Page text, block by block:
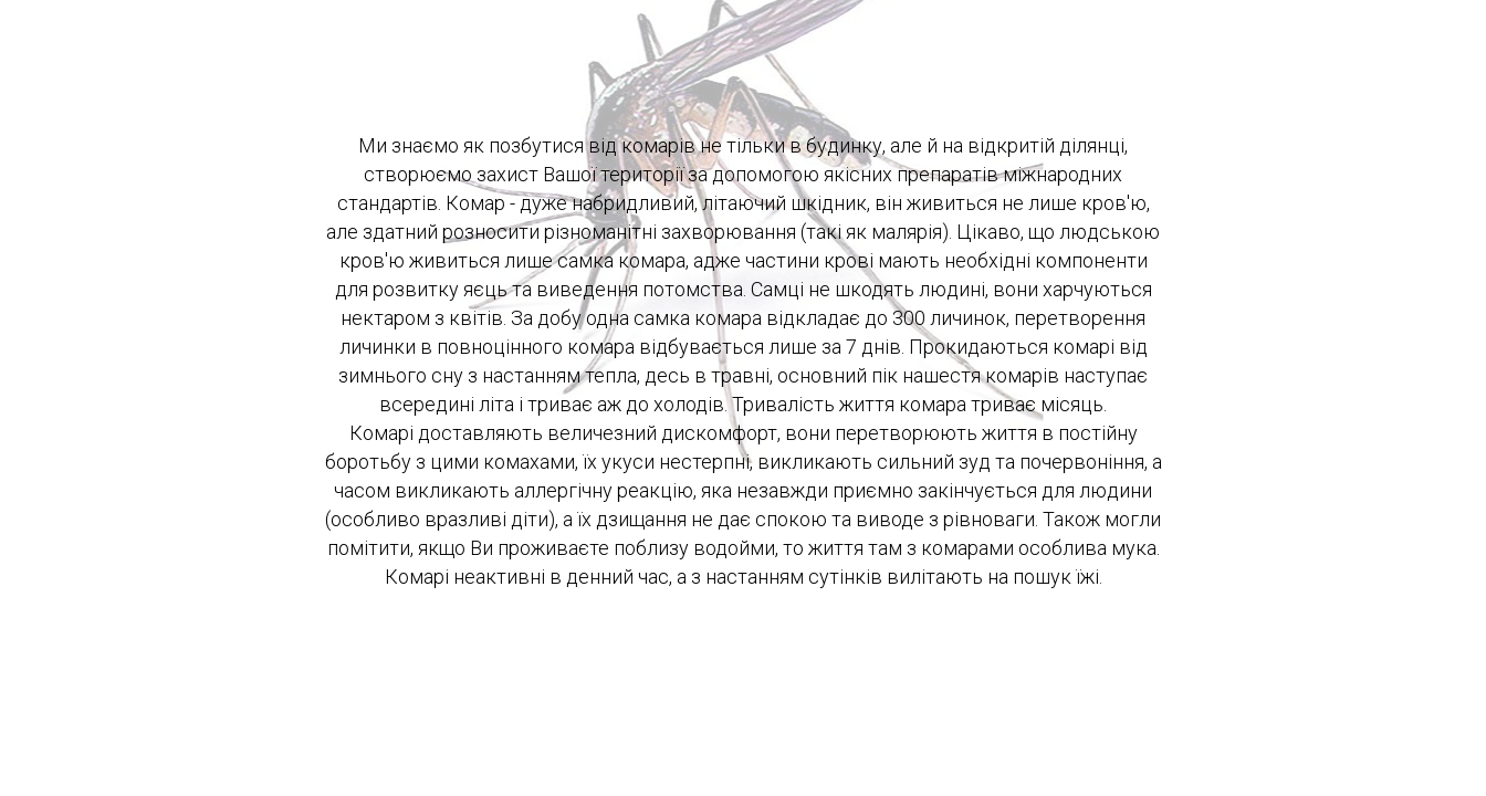
Ми знаємо як позбутися від комарів не тільки в будинку, але й на відкритій ділянці,
створюємо захист Вашої території за допомогою якісних препаратів міжнародних
стандартів. Комар - дуже набридливий, літаючий шкідник, він живиться не лише кров'ю,
але здатний розносити різноманітні захворювання (такі як малярія). Цікаво, що людською
кров'ю живиться лише самка комара, адже частини крові мають необхідні компоненти
для розвитку яєць та виведення потомства. Самці не шкодять людині, вони харчуються
нектаром з квітів. За добу одна самка комара відкладає до 300 личинок, перетворення
личинки в повноцінного комара відбувається лише за 7 днів. Прокидаються комарі від
зимнього сну з настанням тепла, десь в травні, основний пік нашестя комарів наступає
всередині літа і триває аж до холодів. Тривалість життя комара триває місяць.
Комарі доставляють величезний дискомфорт, вони перетворюють життя в постійну
боротьбу з цими комахами, їх укуси нестерпні, викликають сильний зуд та почервоніння, а
часом викликають аллергічну реакцію, яка незавжди приємно закінчується для людини
(особливо вразливі діти), а їх дзищання не дає спокою та виводе з рівноваги. Також могли
помітити, якщо Ви проживаєте поблизу водойми, то життя там з комарами особлива мука.
Комарі неактивні в денний час, а з настанням сутінків вилітають на пошук їжі.